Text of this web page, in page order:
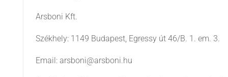
Arsboni Kft.
Székhely: 1149 Budapest, Egressy út 46/B. 1. em. 3.
Email: arsboni@arsboni.hu